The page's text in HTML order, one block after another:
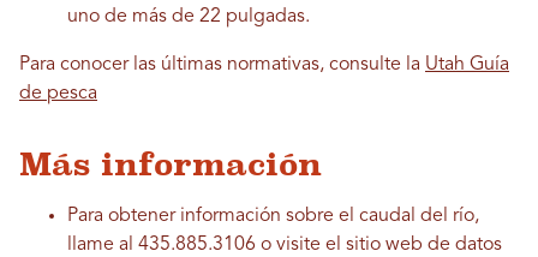
uno de más de 22 pulgadas.
Para conocer las últimas normativas, consulte la Utah Guía
de pesca
Más información
Para obtener información sobre el caudal del río,
llame al 435.885.3106 o visite el sitio web de datos